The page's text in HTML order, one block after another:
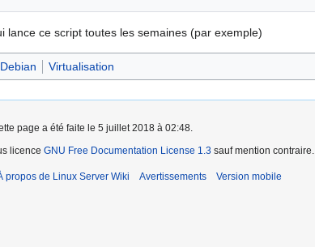
lance ce script toutes les semaines (par exemple)
Debian Virtualisation
page a été faite le 5 juillet 2018 à 02:48.
licence GNU Free Documentation License 1.3 sauf mention contraire.
propos de Linux Server Wiki Avertissements Version mobile